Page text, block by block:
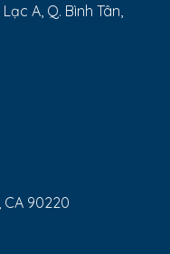
A, Q. Bình Tân,
90220